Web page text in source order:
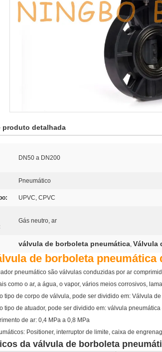
produto detalhada
DN50 a DN200
Pneumático
UPVC, CPVC
Gás neutro, ar
válvula de borboleta pneumática, Válvula
de borboleta pneumática
pneumático são válvulas conduzidas por ar
como o ar, a água, o vapor, vários meios corrosivos,
tipo de corpo de válvula, pode ser dividido em: Válvula
tipo de atuador, pode ser dividido em: válvula
de ar: 0,4 MPa a 0,8 MPa
Positioner, interruptor de limite, caixa de
da válvula de borboleta